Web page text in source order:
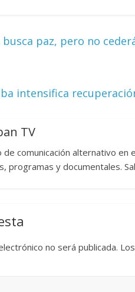
busca paz, pero no
intensifica
TV
de comunicación alternativo
programas y documentales.
no será publicada.